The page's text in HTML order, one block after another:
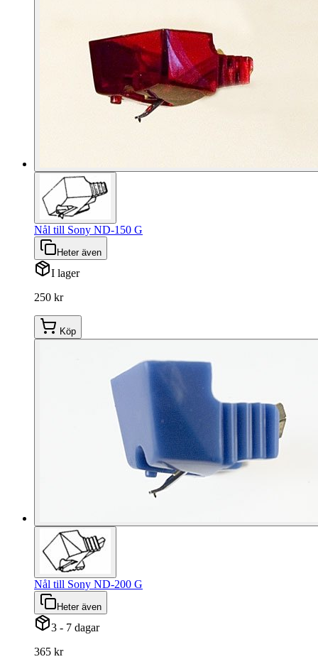
Nål till Sony ND-150 G
Heter även
I lager
250 kr
Köp
Nål till Sony ND-200 G
Heter även
3 - 7 dagar
365 kr